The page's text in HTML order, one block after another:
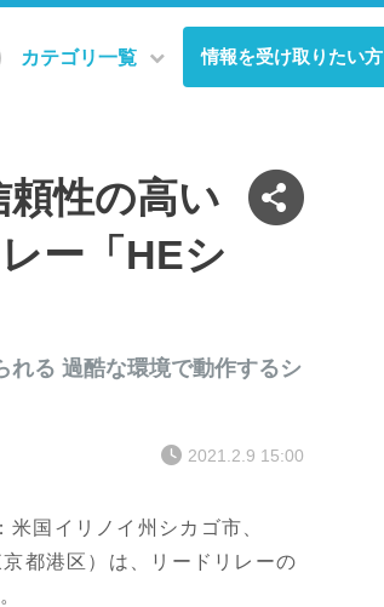
カテゴリ一覧 情報を受け取りたい方
性の高い
ー「HEシ
れる 過酷な環境で動作するシ
2021.2.9 15:00
国イリノイ州シカゴ市、
都港区）は、リードリレーの